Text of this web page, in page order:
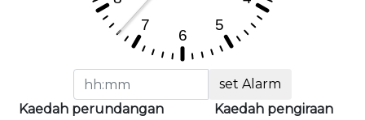
set Alarm
Kaedah perundangan
Kaedah pengiraan